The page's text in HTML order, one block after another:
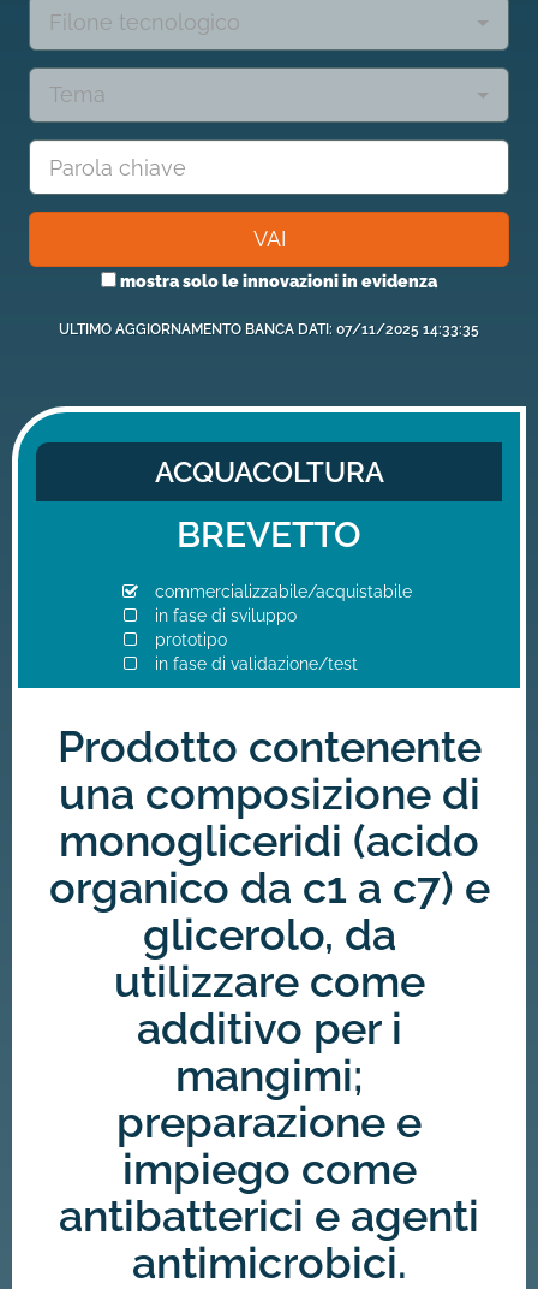
Filone tecnologico
Tema
VAI
mostra solo le innovazioni in evidenza
ULTIMO AGGIORNAMENTO BANCA DATI: 07/11/2025 14:33:35
ACQUACOLTURA
BREVETTO
commercializzabile/acquistabile
in fase di sviluppo
prototipo
in fase di validazione/test
Prodotto contenente
una composizione di
monogliceridi (acido
organico da c1 a c7) e
glicerolo, da
utilizzare come
additivo per i
mangimi;
preparazione e
impiego come
antibatterici e agenti
antimicrobici.